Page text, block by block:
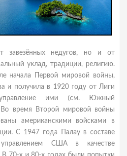
завезённых недугов, но и от
уклад, традиции, религию.
начала Первой мировой войны,
и получила в 1920 году от Лиги
ими (см. Южный
Во время Второй мировой войны
американскими войсками в
С 1947 года Палау в составе
США в качестве